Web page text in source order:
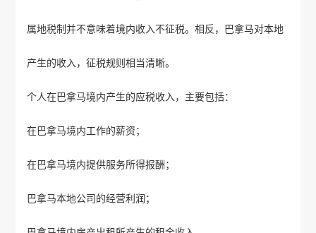
属地税制并不意味着境内收入不征税。相反，巴拿马对本地
产生的收入，征税规则相当清晰。
个人在巴拿马境内产生的应税收入，主要包括：
在巴拿马境内工作的薪资；
在巴拿马境内提供服务所得报酬；
巴拿马本地公司的经营利润；